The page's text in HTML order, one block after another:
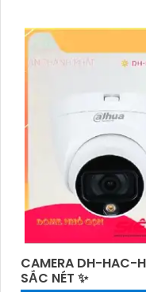
CAMERA DH-HAC-
SẮC NÉT ✨